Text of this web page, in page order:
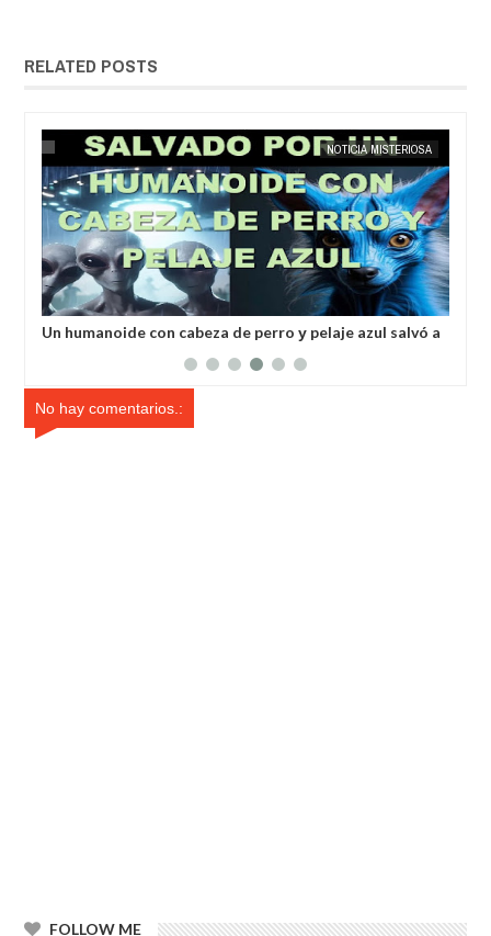
RELATED POSTS
MAY 23,
NOTICIA MISTERIOSA
Un humanoide con cabeza de perro у pelaje azul salvó a
EXTRANOTIX MISTERIO
No hay comentarios.:
FOLLOW ME